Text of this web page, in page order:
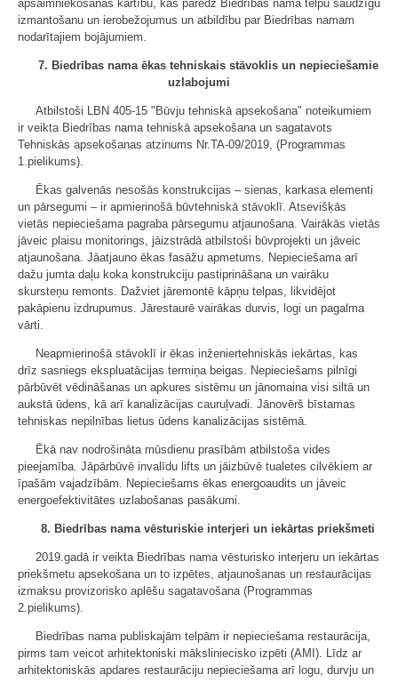
apsaimniekošanas kārtību, kas paredz Biedrības nama telpu saudzīgu
izmantošanu un ierobežojumus un atbildību par Biedrības namam
nodarītajiem bojājumiem.
7. Biedrības nama ēkas tehniskais stāvoklis un nepieciešamie
uzlabojumi
Atbilstoši LBN 405-15 "Būvju tehniskā apsekošana" noteikumiem
ir veikta Biedrības nama tehniskā apsekošana un sagatavots
Tehniskās apsekošanas atzinums Nr.TA-09/2019, (Programmas
1.pielikums).
Ēkas galvenās nesošās konstrukcijas – sienas, karkasa elementi
un pārsegumi – ir apmierinošā būvtehniskā stāvoklī. Atsevišķās
vietās nepieciešama pagraba pārsegumu atjaunošana. Vairākās vietās
jāveic plaisu monitorings, jāizstrādā atbilstoši būvprojekti un jāveic
atjaunošana. Jāatjauno ēkas fasāžu apmetums. Nepieciešama arī
dažu jumta daļu koka konstrukciju pastiprināšana un vairāku
skursteņu remonts. Dažviet jāremontē kāpņu telpas, likvidējot
pakāpienu izdrupumus. Jārestaurē vairākas durvis, logi un pagalma
vārti.
Neapmierinošā stāvoklī ir ēkas inženiertehniskās iekārtas, kas
drīz sasniegs ekspluatācijas termiņa beigas. Nepieciešams pilnīgi
pārbūvēt vēdināšanas un apkures sistēmu un jānomaina visi siltā un
aukstā ūdens, kā arī kanalizācijas cauruļvadi. Jānovērš bīstamas
tehniskas nepilnības lietus ūdens kanalizācijas sistēmā.
Ēkā nav nodrošināta mūsdienu prasībām atbilstoša vides
pieejamība. Jāpārbūvē invalīdu lifts un jāizbūvē tualetes cilvēkiem ar
īpašām vajadzībām. Nepieciešams ēkas energoaudits un jāveic
energoefektivitātes uzlabošanas pasākumi.
8. Biedrības nama vēsturiskie interjeri un iekārtas priekšmeti
2019.gadā ir veikta Biedrības nama vēsturisko interjeru un iekārtas
priekšmetu apsekošana un to izpētes, atjaunošanas un restaurācijas
izmaksu provizorisko aplēšu sagatavošana (Programmas
2.pielikums).
Biedrības nama publiskajām telpām ir nepieciešama restaurācija,
pirms tam veicot arhitektoniski māksliniecisko izpēti (AMI). Līdz ar
arhitektoniskās apdares restaurāciju nepieciešama arī logu, durvju un